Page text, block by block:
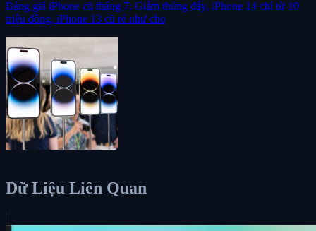
Bảng giá iPhone cũ tháng 7: Giảm thủng đáy, iPhone 14 chỉ từ 10
triệu đồng, iPhone 13 cũ rẻ như cho
Dữ Liệu Liên Quan